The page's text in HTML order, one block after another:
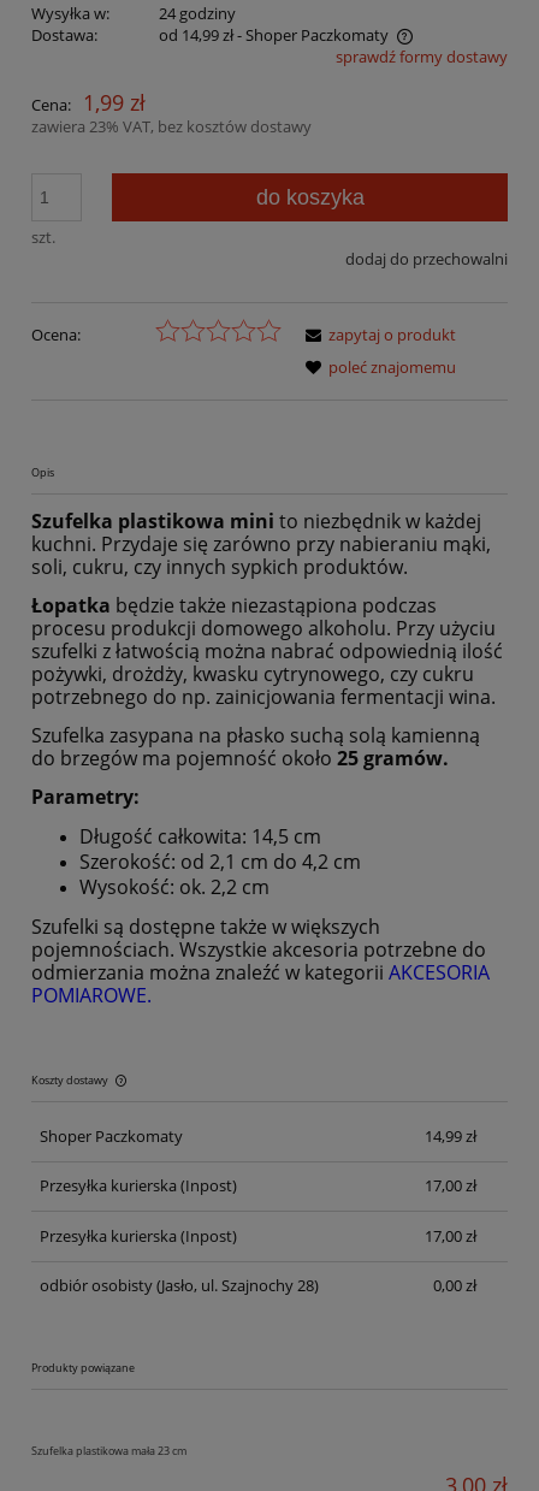
Wysyłka w:
24 godziny
Dostawa:
od 14,99 zł- Shoper Paczkomaty
Cena nie zawiera ewentualnych kosztów płatnościsprawdź formy dostawy
Cena: 1,99 zł
zawiera 23% VAT, bez kosztów dostawy
szt.
do koszyka
dodaj do przechowalni
Ocena:
zapytaj o produkt
poleć znajomemu
Opis
Szufelka plastikowa mini to niezbędnik w każdej
kuchni. Przydaje się zarówno przy nabieraniu mąki,
soli, cukru, czy innych sypkich produktów.
Łopatka będzie także niezastąpiona podczas
procesu produkcji domowego alkoholu. Przy użyciu
szufelki z łatwością można nabrać odpowiednią ilość
pożywki, drożdży, kwasku cytrynowego, czy cukru
potrzebnego do np. zainicjowania fermentacji wina.
Szufelka zasypana na płasko suchą solą kamienną
do brzegów ma pojemność około 25 gramów.
Parametry:
Długość całkowita: 14,5 cm
Szerokość: od 2,1 cm do 4,2 cm
Wysokość: ok. 2,2 cm
Szufelki są dostępne także w większych
pojemnościach. Wszystkie akcesoria potrzebne do
odmierzania można znaleźć w kategorii AKCESORIA
POMIAROWE.
Koszty dostawy
Cena nie zawiera ewentualnych kosztów płatności
Shoper Paczkomaty
14,99 zł
Przesyłka kurierska (Inpost) 17,00 zł
Przesyłka kurierska (Inpost) 17,00 zł
odbiór osobisty(Jasło, ul. Szajnochy 28) 0,00 zł
Produkty powiązane
Szufelka plastikowa mała 23 cm